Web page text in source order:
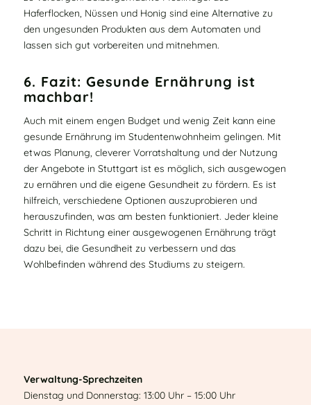
Haferflocken, Nüssen und Honig sind eine Alternative zu
den ungesunden Produkten aus dem Automaten und
lassen sich gut vorbereiten und mitnehmen.
6. Fazit: Gesunde Ernährung ist
machbar!
Auch mit einem engen Budget und wenig Zeit kann eine
gesunde Ernährung im Studentenwohnheim gelingen. Mit
etwas Planung, cleverer Vorratshaltung und der Nutzung
der Angebote in Stuttgart ist es möglich, sich ausgewogen
zu ernähren und die eigene Gesundheit zu fördern. Es ist
hilfreich, verschiedene Optionen auszuprobieren und
herauszufinden, was am besten funktioniert. Jeder kleine
Schritt in Richtung einer ausgewogenen Ernährung trägt
dazu bei, die Gesundheit zu verbessern und das
Wohlbefinden während des Studiums zu steigern.
Verwaltung-Sprechzeiten
Dienstag und Donnerstag: 13:00 Uhr – 15:00 Uhr